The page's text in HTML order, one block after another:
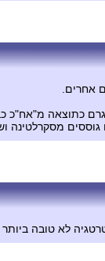
אחרים.
מסקרלטינה
לא טובה